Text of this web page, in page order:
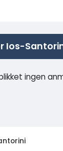
Ios-
ingen